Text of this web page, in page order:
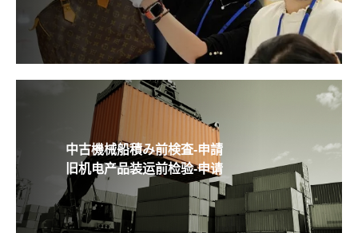
中古機械船積み前検査-申請
旧机电产品装运前检验-申请